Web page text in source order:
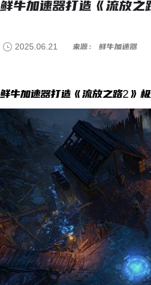
鲜牛加速器打造《流放之
2025.06.21 来源： 鲜牛加速器
鲜牛加速器打造《流放之路2》